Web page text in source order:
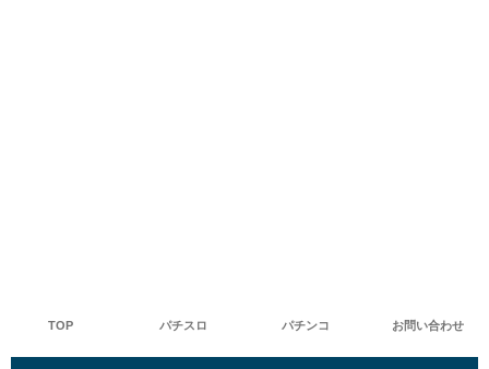
TOP パチスロ パチンコ お問い合わせ